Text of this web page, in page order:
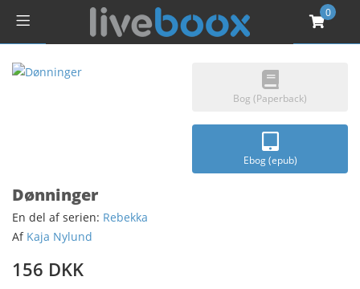
0
Bog (Paperback)
Ebog (epub)
Dønninger
En del af serien: Rebekka
Af Kaja Nylund
156 DKK